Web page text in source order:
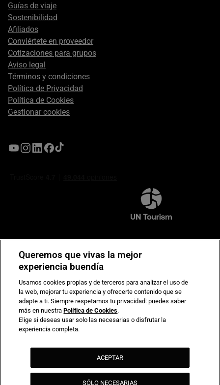
Guías de viaje
Sostenibilidad
Afiliados
Conviértete en proveedor
Cotizaciones para grupos
Aviso legal
Términos y condiciones
Política de Privacidad
Política de Cookies
Gestionar cookies
Compromiso de seguridad en pagos electrónicos
Queremos que vivas la mejor
experiencia buendía
Usamos cookies propias y de terceros para analizar el uso de
la web, mejorar tu experiencia y ofrecerte contenido que se
adapte a ti. Siempre respetamos tu privacidad: puedes saber
más en nuestraPolítica de Cookies.
Elige si deseas usar solo las necesarias o disfrutar la
experiencia completa.
ACEPTAR
SÓLO NECESARIAS